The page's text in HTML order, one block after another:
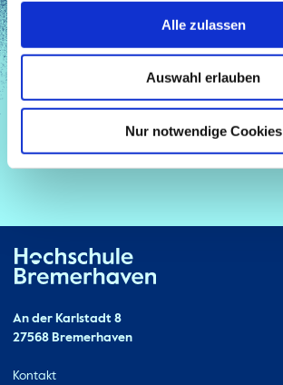
Alle zulassen
Auswahl erlauben
Nur notwendige Cookies
Kontakt
An der Karlstadt 8
27568 Bremerhaven
Ressourcen
Kontakt